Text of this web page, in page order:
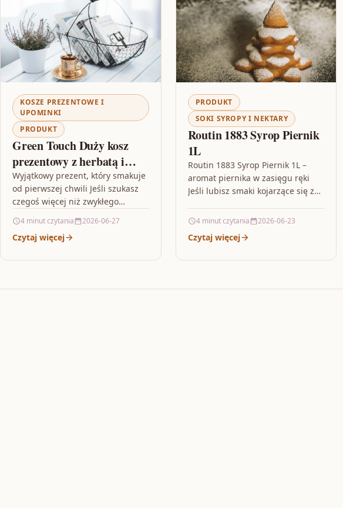
KOSZE PREZENTOWE I
UPOMINKI
PRODUKT
Green Touch Duży kosz
prezentowy z herbatą i
kawą oraz słodyczami ze
świecami
Wyjątkowy prezent, który smakuje
od pierwszej chwili Jeśli szukasz
czegoś więcej niż zwykłego
kosz prezentowy z herbatą i kawą
oraz…
4 minut czytania 2026-06-27
Czytaj więcej
PRODUKT
SOKI SYROPY I NEKTARY
Routin 1883 Syrop Piernik
1L
Routin 1883 Syrop Piernik 1L –
aromat piernika w zasięgu ręki
Jeśli lubisz smaki kojarzące się ze
jednocześnie chcesz mieć pod…
4 minut czytania 2026-06-23
Czytaj więcej